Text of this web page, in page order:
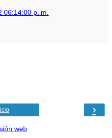
06:14:00 p. m.
›
web